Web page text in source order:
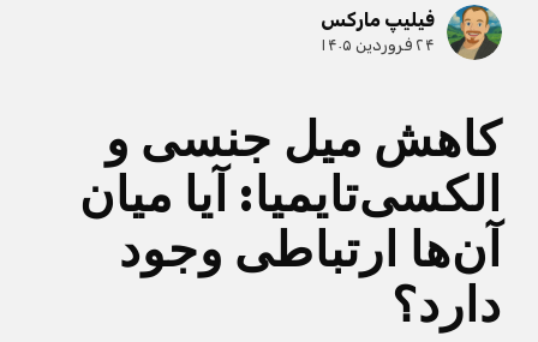
فیلیپ مارکس
۲۴ فروردین ۱۴۰۵
کاهش میل جنسی و
الکسی‌تایمیا: آیا میان
آن‌ها ارتباطی وجود
دارد؟